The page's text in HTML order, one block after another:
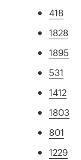
418
1828
1895
531
1412
1803
801
1229